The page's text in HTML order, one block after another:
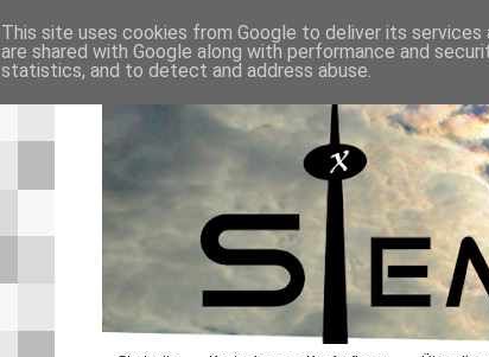
This site uses cookies from Google to deliver its
are shared with Google along with performance and
statistics, and to detect and address abuse.